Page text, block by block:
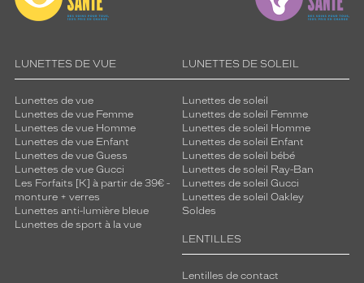
LUNETTES DE VUE
Lunettes de vue
Lunettes de vue Femme
Lunettes de vue Homme
Lunettes de vue Enfant
Lunettes de vue Guess
Lunettes de vue Gucci
Les Forfaits [K] à partir de 39€ -
monture + verres
Lunettes anti-lumière bleue
Lunettes de sport à la vue
LUNETTES DE SOLEIL
Lunettes de soleil
Lunettes de soleil Femme
Lunettes de soleil Homme
Lunettes de soleil Enfant
Lunettes de soleil bébé
Lunettes de soleil Ray-Ban
Lunettes de soleil Gucci
Lunettes de soleil Oakley
Soldes
LENTILLES
Lentilles de contact